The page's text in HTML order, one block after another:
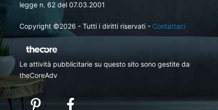
legge n. 62 del 07.03.2001
Copyright ©2026 - Tutti i diritti riservati - Contattaci
Le attività pubblicitarie su questo sito sono gestite da
theCoreAdv